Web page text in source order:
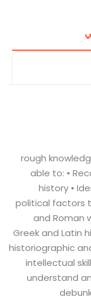
rough
able to: •
history •
political factors
and Roman
Greek and Latin
historiographic
intellectual
understand